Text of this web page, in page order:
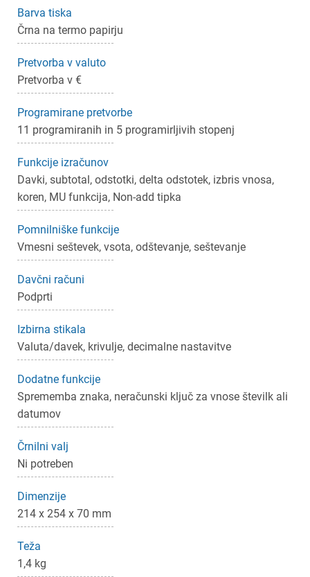
Barva tiska
Črna na termo papirju
Pretvorba v valuto
Pretvorba v €
Programirane pretvorbe
11 programiranih in 5 programirljivih stopenj
Funkcije izračunov
Davki, subtotal, odstotki, delta odstotek, izbris vnosa,
koren, MU funkcija, Non-add tipka
Pomnilniške funkcije
Vmesni seštevek, vsota, odštevanje, seštevanje
Davčni računi
Podprti
Izbirna stikala
Valuta/davek, krivulje, decimalne nastavitve
Dodatne funkcije
Sprememba znaka, neračunski ključ za vnose številk ali
datumov
Črnilni valj
Ni potreben
Dimenzije
214 x 254 x 70 mm
Teža
1,4 kg
Prijava
Za dodajanje na seznam želja morate biti prijavljeni.